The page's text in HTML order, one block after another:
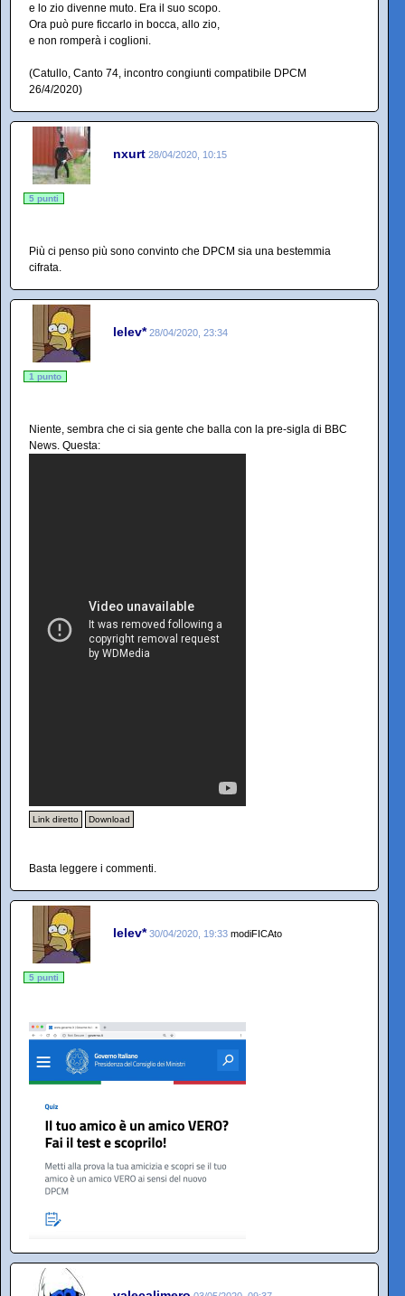
e lo zio divenne muto. Era il suo scopo.
Ora può pure ficcarlo in bocca, allo zio,
e non romperà i coglioni.
(Catullo, Canto 74, incontro congiunti compatibile DPCM
26/4/2020)
nxurt 28/04/2020, 10:15
5 punti
Più ci penso più sono convinto che DPCM sia una bestemmia
cifrata.
lelev* 28/04/2020, 23:34
1 punto
Niente, sembra che ci sia gente che balla con la pre-sigla di BBC
News. Questa:
Link diretto Download
Basta leggere i commenti.
lelev* 30/04/2020, 19:33 modiFICAto
5 punti